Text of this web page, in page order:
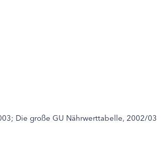
Die große GU Nährwerttabelle, 2002/03